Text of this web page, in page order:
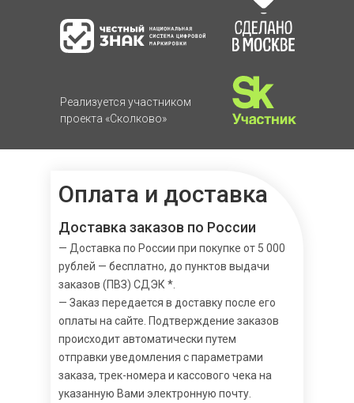
Реализуется участником
проекта «Сколково»
Оплата и доставка
Доставка заказов по России
— Доставка по России при покупке от 5 000
рублей — бесплатно, до пунктов выдачи
заказов (ПВЗ) СДЭК *.
— Заказ передается в доставку после его
оплаты на сайте. Подтверждение заказов
происходит автоматически путем
отправки уведомления с параметрами
заказа, трек-номера и кассового чека на
указанную Вами электронную почту.